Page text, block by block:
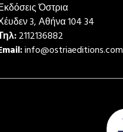
Όστρια
3, Αθήνα 104 34
2112136882
info@ostriaeditions.com